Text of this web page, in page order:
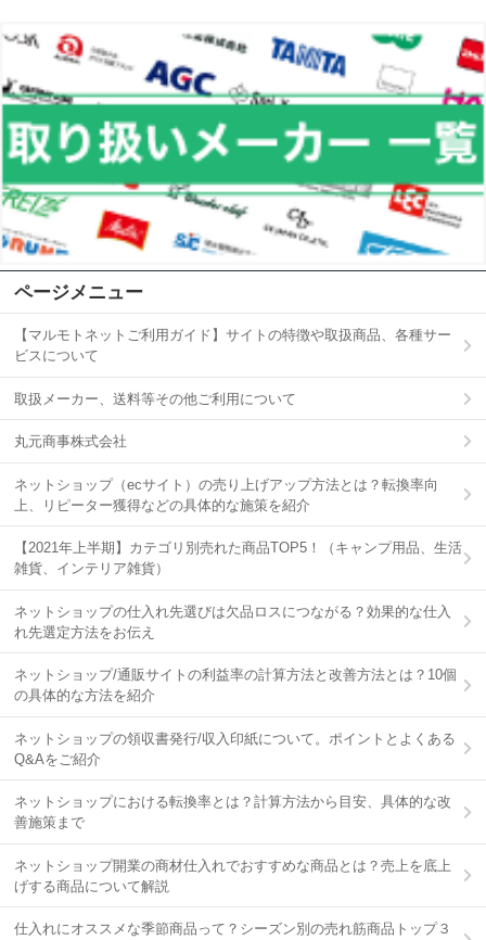
ページメニュー
【マルモトネットご利用ガイド】サイトの特徴や取扱商品、各種サー
ビスについて
取扱メーカー、送料等その他ご利用について
丸元商事株式会社
ネットショップ（ecサイト）の売り上げアップ方法とは？転換率向
上、リピーター獲得などの具体的な施策を紹介
【2021年上半期】カテゴリ別売れた商品TOP5！（キャンプ用品、生活
雑貨、インテリア雑貨）
ネットショップの仕入れ先選びは欠品ロスにつながる？効果的な仕入
れ先選定方法をお伝え
ネットショップ/通販サイトの利益率の計算方法と改善方法とは？10個
の具体的な方法を紹介
ネットショップの領収書発行/収入印紙について。ポイントとよくある
Q&Aをご紹介
ネットショップにおける転換率とは？計算方法から目安、具体的な改
善施策まで
ネットショップ開業の商材仕入れでおすすめな商品とは？売上を底上
げする商品について解説
仕入れにオススメな季節商品って？シーズン別の売れ筋商品トップ３